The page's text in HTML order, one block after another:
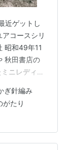
近ゲットし
コースシリ
昭和49年11
秋田書店の
ニレディ百
うのは まっ
で古本を探
*)！！ と思
か、 入札合
うやく、今…
ぎ針編み
がたり